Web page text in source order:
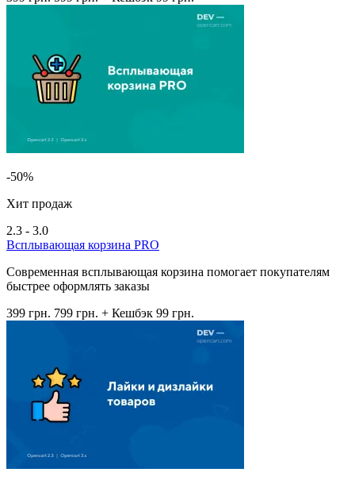
-50%
Хит продаж
2.3 - 3.0
Всплывающая корзина PRO
Современная всплывающая корзина помогает покупателям
быстрее оформлять заказы
399 грн. 799 грн. + Кешбэк 99 грн.